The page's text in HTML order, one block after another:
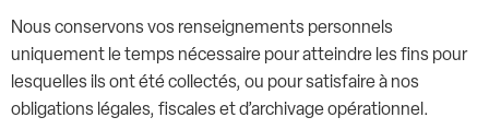
Nous conservons vos renseignements personnels
uniquement le temps nécessaire pour atteindre les fins pour
lesquelles ils ont été collectés, ou pour satisfaire à nos
obligations légales, fiscales et d’archivage opérationnel.